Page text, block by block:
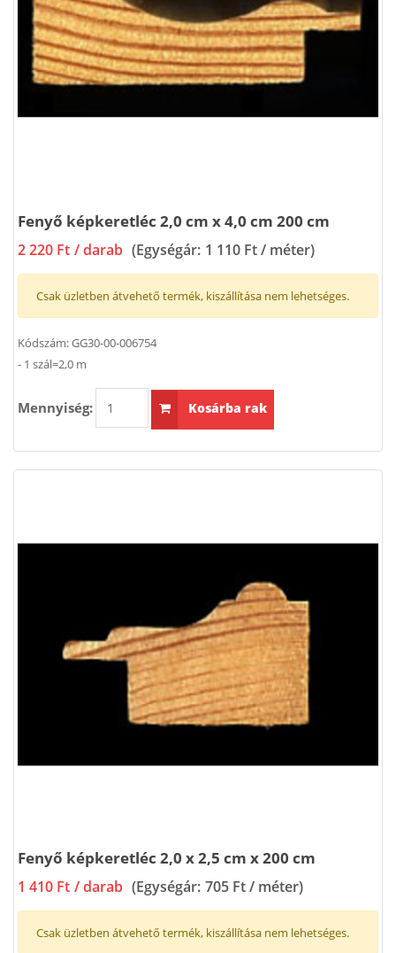
Fenyő képkeretléc 2,0 cm x 4,0 cm 200 cm
2 220 Ft / darab (Egységár: 1 110 Ft / méter)
Csak üzletben átvehető termék, kiszállítása nem lehetséges.
Kódszám:GG30-00-006754
- 1 szál=2,0 m
Mennyiség: Kosárba rak
Fenyő képkeretléc 2,0 x 2,5 cm x 200 cm
1 410 Ft / darab (Egységár: 705 Ft / méter)
Csak üzletben átvehető termék, kiszállítása nem lehetséges.